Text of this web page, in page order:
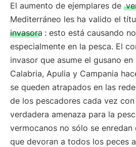
El aumento de ejemplares de
Mediterráneo les ha valido el
invasora : esto está causando
especialmente en la pesca. El
invasor que asume el gusano
Calabria, Apulia y Campania
se queden atrapados en las
de los pescadores cada vez
verdadera amenaza para la
vermocanos no sólo se enredan
que devoran a todos los peces